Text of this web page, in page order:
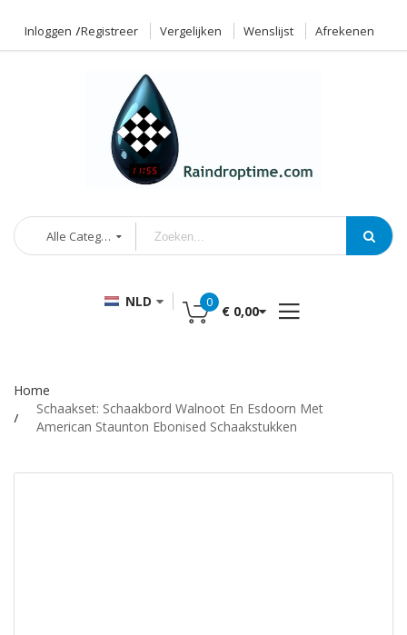
Inloggen Registreer Vergelijken Wenslijst Afrekenen
Alle Categorieën
NLD 0
€ 0,00
Home
Schaakset: Schaakbord Walnoot En Esdoorn Met
American Staunton Ebonised Schaakstukken